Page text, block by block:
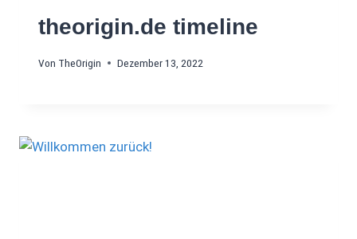
theorigin.de timeline
Von TheOrigin Dezember 13, 2022